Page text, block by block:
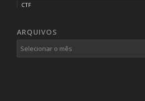
CTF
desordem do processamento auditivo
diagnóstico
dificuldades cognitivas
ARQUIVOS